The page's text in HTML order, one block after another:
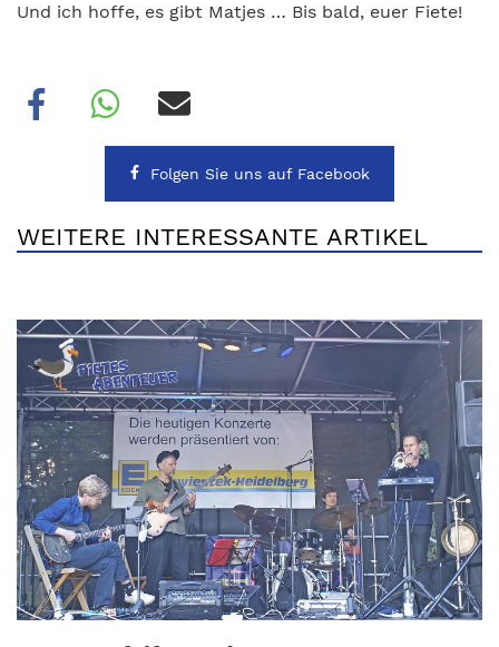
Und ich hoffe, es gibt Matjes … Bis bald, euer Fiete!
Folgen Sie uns auf Facebook
WEITERE INTERESSANTE ARTIKEL